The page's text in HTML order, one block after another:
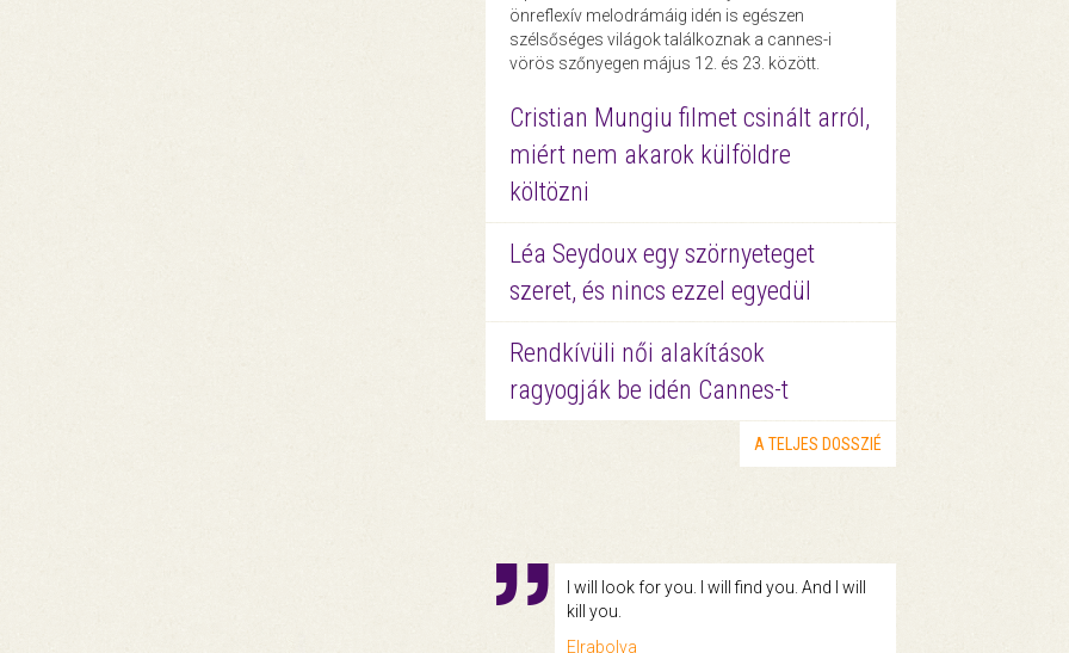
önreflexív melodrámáig idén is egészen
szélsőséges világok találkoznak a cannes-i
vörös szőnyegen május 12. és 23. között.
Cristian Mungiu filmet csinált arról,
miért nem akarok külföldre
költözni
Léa Seydoux egy szörnyeteget
szeret, és nincs ezzel egyedül
Rendkívüli női alakítások
ragyogják be idén Cannes-t
A TELJES DOSSZIÉ
I will look for you. I will find you. And I will
kill you.
Elrabolva